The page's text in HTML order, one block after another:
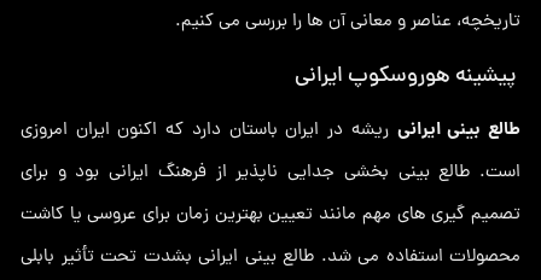
تاریخچه، عناصر و معانی آن ها را بررسی می کنیم.
پیشینه هوروسکوپ ایرانی
طالع بینی ایرانی ریشه در ایران باستان دارد که اکنون ایران امروزی
است. طالع بینی بخشی جدایی ناپذیر از فرهنگ ایرانی بود و برای
تصمیم گیری های مهم مانند تعیین بهترین زمان برای عروسی یا کاشت
محصولات استفاده می شد. طالع بینی ایرانی بشدت تحت تأثیر بابلی